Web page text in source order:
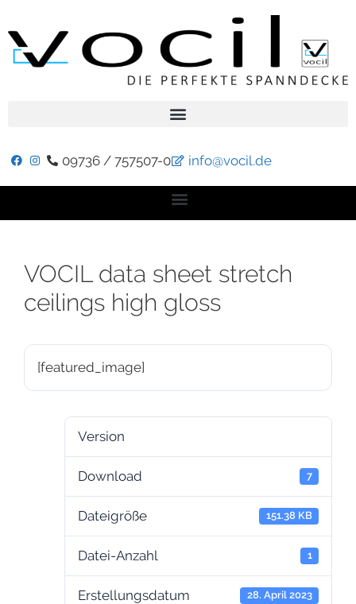
09736 / 757507-0 info@vocil.de
VOCIL data sheet stretch
ceilings high gloss
[featured_image]
Version
Download 7
Dateigröße 151.38 KB
Datei-Anzahl 1
Erstellungsdatum 28. April 2023